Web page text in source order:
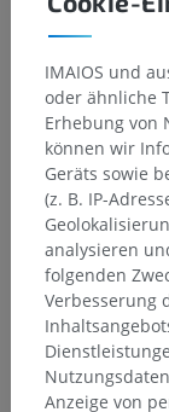
IMAIOS und
oder ähnliche
Erhebung von
können wir
Geräts sowie
(z. B. IP-
analysieren
folgenden
Verbesserung
Anzeige von